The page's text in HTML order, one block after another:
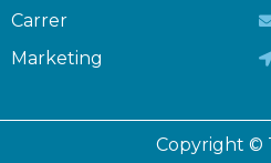
Carrer
Marketing
Copyright ©